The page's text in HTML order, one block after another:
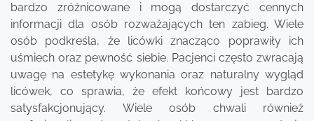
bardzo zróżnicowane i mogą dostarczyć cennych
informacji dla osób rozważających ten zabieg. Wiele
osób podkreśla, że licówki znacząco poprawiły ich
uśmiech oraz pewność siebie. Pacjenci często zwracają
uwagę na estetykę wykonania oraz naturalny wygląd
licówek, co sprawia, że efekt końcowy jest bardzo
satysfakcjonujący. Wiele osób chwali również